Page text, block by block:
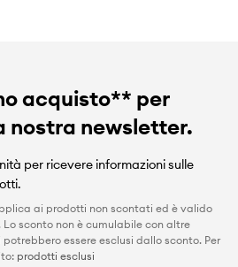
acquisto** per
nostra newsletter.
per ricevere informazioni sulle
ai prodotti non scontati ed è valido
sconto non è cumulabile con altre
essere esclusi dallo sconto. Per
prodotti esclusi